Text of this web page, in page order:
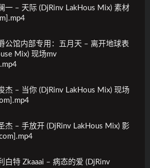
一 – 天际 (DjRinv LakHous Mix) 素材
公馆内部专用：五月天 – 离开地球表
Mix) 现场mv
杰 – 当你 (DjRinv LakHous Mix) 现场
杰 – 手放开 (DjRinv LakHous Mix) 影
白特 Zkaaai – 病态的爱 (DjRinv